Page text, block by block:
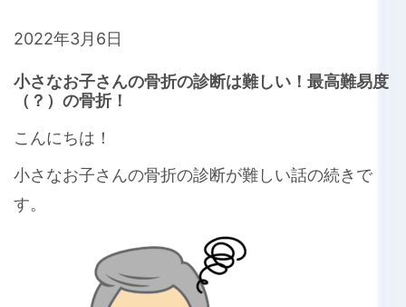
2022年3月6日
小さなお子さんの骨折の診断は難しい！最高難易度
（？）の骨折！
こんにちは！
小さなお子さんの骨折の診断が難しい話の続きで
す。